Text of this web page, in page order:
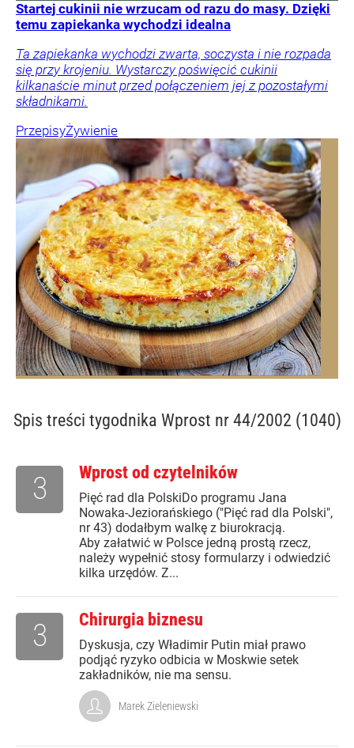
Startej cukinii nie wrzucam od razu do masy. Dzięki
temu zapiekanka wychodzi idealna
Ta zapiekanka wychodzi zwarta, soczysta i nie rozpada
się przy krojeniu. Wystarczy poświęcić cukinii
kilkanaście minut przed połączeniem jej z pozostałymi
składnikami.
PrzepisyŻywienie
Spis treści tygodnika Wprost nr 44/2002 (1040)
Wprost od czytelników
Pięć rad dla PolskiDo programu Jana
Nowaka-Jeziorańskiego ("Pięć rad dla Polski",
nr 43) dodałbym walkę z biurokracją.
Aby załatwić w Polsce jedną prostą rzecz,
należy wypełnić stosy formularzy i odwiedzić
kilka urzędów. Z...
3
Chirurgia biznesu
Dyskusja, czy Władimir Putin miał prawo
podjąć ryzyko odbicia w Moskwie setek
zakładników, nie ma sensu.
3
Marek Zieleniewski